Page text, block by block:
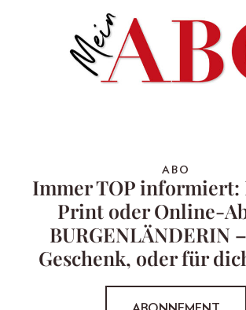
ABO
Immer TOP informiert:
Print oder Online-
BURGENLÄNDERIN
Geschenk, oder für